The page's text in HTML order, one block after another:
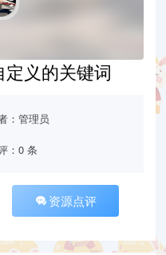
义的关键词
：管理员
：0 条
资源点评